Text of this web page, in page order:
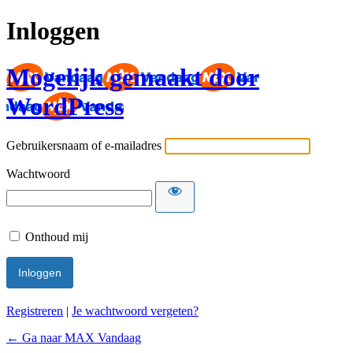
Inloggen
Mogelijk gemaakt door
WordPress
Gebruikersnaam of e-mailadres
Wachtwoord
Onthoud mij
Registreren | Je wachtwoord vergeten?
← Ga naar MAX Vandaag